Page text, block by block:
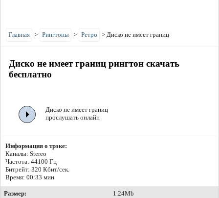
Главная > Рингтоны > Ретро > Диско не имеет границ
Диско не имеет границ рингтон скачать
бесплатно
Диско не имеет границ
прослушать онлайн
Информация о трэке:
Каналы: Stereo
Частота: 44100 Гц
Битрейт: 320 Кбит/сек.
Время: 00:33 мин
Размер:
1.24Mb